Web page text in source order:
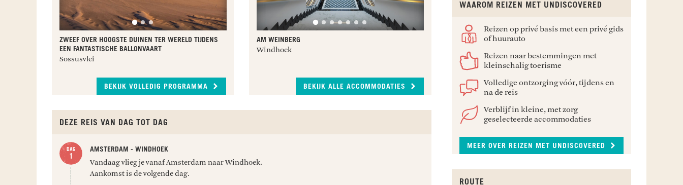
ZWEEF OVER HOOGSTE DUINEN TER WERELD TIJDENS
EEN FANTASTISCHE BALLONVAART
Sossusvlei
BEKIJK VOLLEDIG PROGRAMMA
AM WEINBERG
Windhoek
BEKIJK ALLE ACCOMMODATIES
DEZE REIS VAN DAG TOT DAG
AMSTERDAM - WINDHOEK
Vandaag vlieg je vanaf Amsterdam naar Windhoek.
Aankomst is de volgende dag.
WAAROM REIZEN MET UNDISCOVERED
Reizen op privé basis met een privé gids
of huurauto
Reizen naar bestemmingen met
kleinschalig toerisme
Volledige ontzorging vóór, tijdens en
na de reis
Verblijf in kleine, met zorg
geselecteerde accommodaties
MEER OVER REIZEN MET UNDISCOVERED
ROUTE